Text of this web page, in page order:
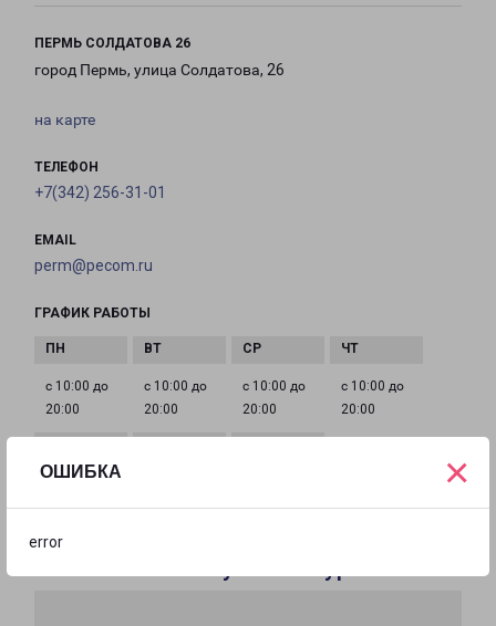
ОШИБКА
error
×
ПЕРМЬ СОЛДАТОВА 26
город Пермь, улица Солдатова, 26
на карте
ТЕЛЕФОН
+7(342) 256-31-01
EMAIL
perm@pecom.ru
ГРАФИК РАБОТЫ
с 10:00 до
20:00
с 10:00 до
20:00
с 10:00 до
20:00
с 10:00 до
20:00
с 10:00 до
20:00
19:00
19:00